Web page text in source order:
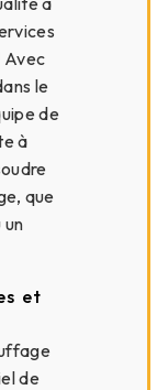
Avec
le
de
à
que
un
et
de